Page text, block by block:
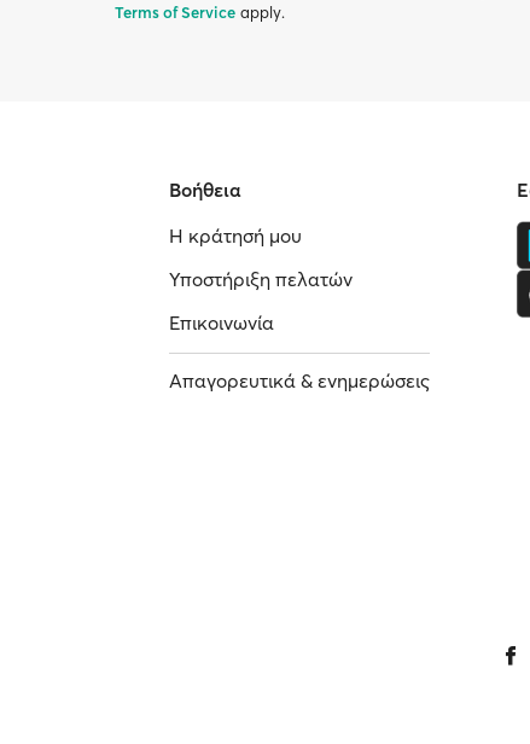
Terms of Service apply.
Βοήθεια
Η κράτησή μου
Υποστήριξη πελατών
Επικοινωνία
Απαγορευτικά & ενημερώσεις